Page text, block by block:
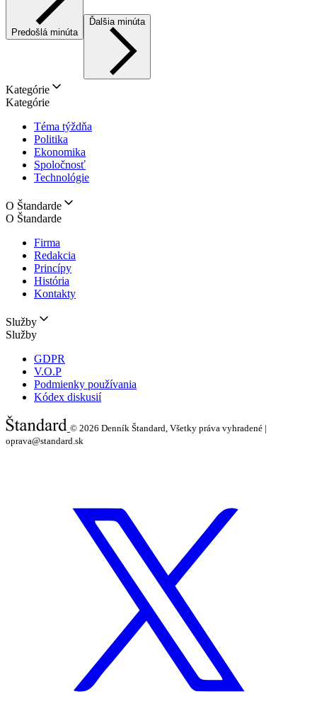
Predošlá minúta
Ďalšia minúta
Kategórie
Kategórie
Téma týždňa
Politika
Ekonomika
Spoločnosť
Technológie
O Štandarde
O Štandarde
Firma
Redakcia
Princípy
História
Kontakty
Služby
Služby
GDPR
V.O.P
Podmienky používania
Kódex diskusií
© 2026 Denník Štandard, Všetky práva vyhradené |
oprava@standard.sk